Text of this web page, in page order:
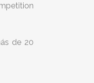
de 20